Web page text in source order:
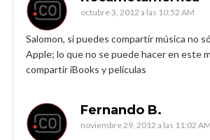
octubre 3, 2012 a las 10:52 AM
Salomon, si puedes compartir música no
Apple; lo que no se puede hacer en este
compartir iBooks y películas
Fernando B.
noviembre 29, 2012 a las 11:02 AM